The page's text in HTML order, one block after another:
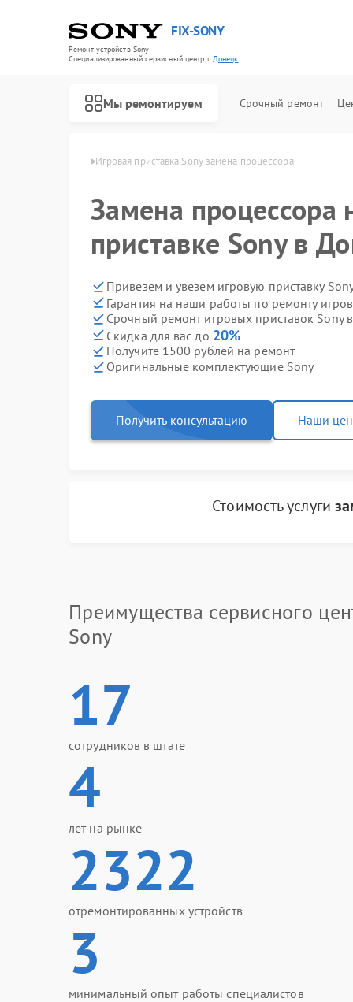
FIX-SONY
Ремонт устройств Sony
Специализированный cервисный центр г.Донецк
Мы ремонтируем Срочный ремонт
Игровая приставка Sony замена процессора
Замена процессора
приставке Sony в
Привезем и увезем игровую приставку
Гарантия на наши работы по ремонту
Срочный ремонт игровых приставок Sony
Скидка для вас до 20%
Получите 1500 рублей на ремонт
Оригинальные комплектующие Sony
Получить консультацию Наши
Стоимость услуги
Преимущества сервисного
Sony
17
сотрудников в штате
4
лет на рынке
2322
отремонтированных устройств
3
минимальный опыт работы специалистов